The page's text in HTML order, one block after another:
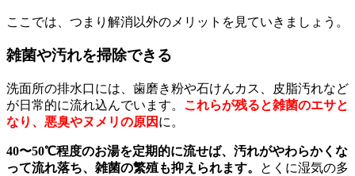
ここでは、つまり解消以外のメリットを見ていきましょう。
雑菌や汚れを掃除できる
洗面所の排水口には、歯磨き粉や石けんカス、皮脂汚れなど
が日常的に流れ込んでいます。 これらが残ると雑菌のエサと
なり、悪臭やヌメリの原因 に。
40〜50℃程度のお湯を定期的に流せば、汚れがやわらかくな
って流れ落ち、雑菌の繁殖も抑えられます。
とくに湿気の多